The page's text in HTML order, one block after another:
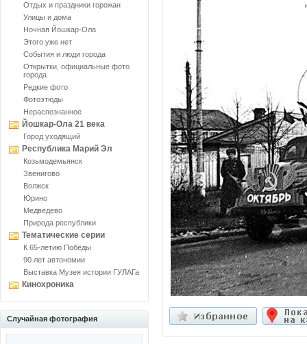
Отдых и праздники горожан
Улицы и дома
Ночная Йошкар-Ола
Этого уже нет
События и люди города
Открытки, официальные фото
города
Редкие фото
Фотоэтюды
Нераспознанное
Йошкар-Ола 21 века
Город уходящий
Республика Марий Эл
Козьмодемьянск
Звенигово
Волжск
Юрино
Медведево
Природа республики
Тематические серии
К 65-летию Победы
90 лет автономии
Выставка Музея истории ГУЛАГа
Кинохроника
Случайная фотография